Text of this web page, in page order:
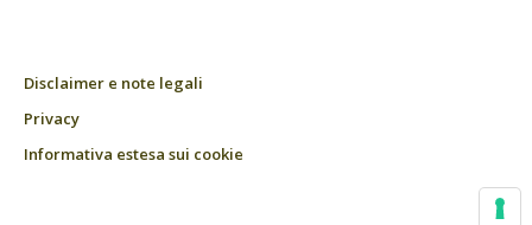
Disclaimer e note legali
Privacy
Informativa estesa sui cookie